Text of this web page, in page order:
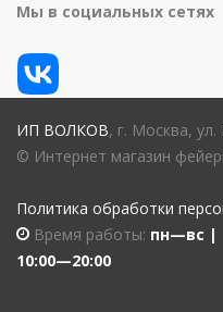
Мы в социальных сетях
ИП ВОЛКОВ, г. Москва, ул.
© Интернет магазин
Политика обработки
Время работы: пн—вс |
10:00—20:00